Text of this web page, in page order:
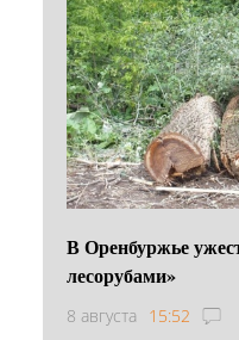
В Оренбуржье
лесорубами»
8 августа 15:52